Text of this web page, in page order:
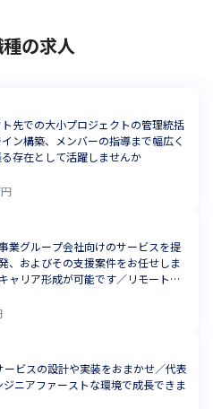
の求人
先での大小プロジェクトの管理統括
ン構築、メンバーの指導まで幅広く
存在として活躍しませんか
業グループ会社向けのサービスを提
、およびその支援案件をお任せしま
ャリア形成が可能です／リモートワ
ビスの設計や実装をおまかせ／代表
ニアファーストな環境で成長できま